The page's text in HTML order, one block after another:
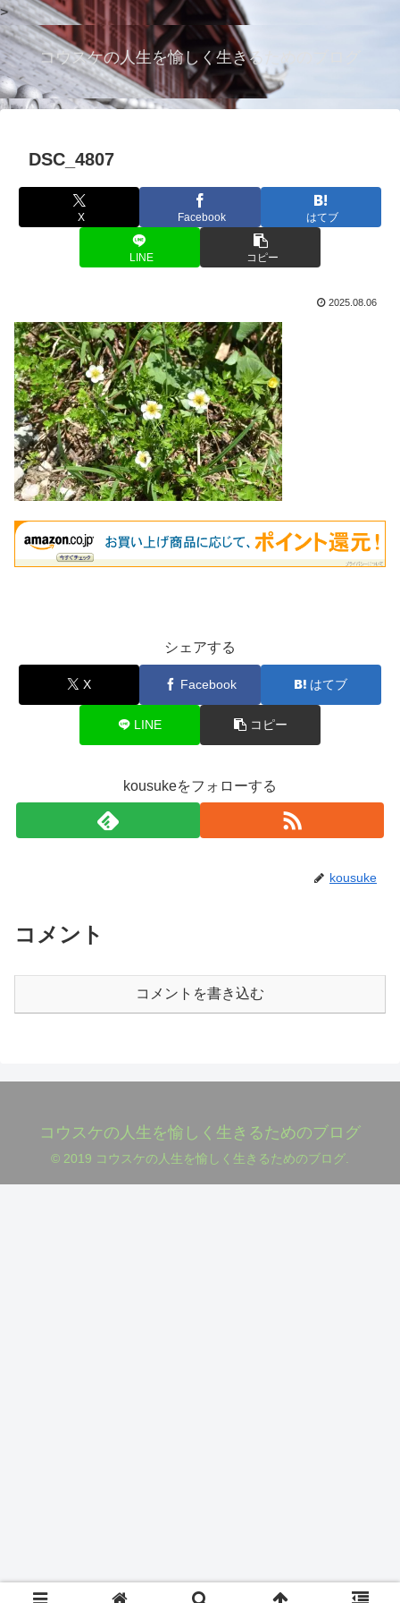
>
コウスケの人生を愉しく生きるためのブログ
DSC_4807
X Facebook はてブ
LINE コピー
2025.08.06
シェアする
X Facebook はてブ
LINE コピー
kousukeをフォローする
kousuke
コメント
コメントを書き込む
コウスケの人生を愉しく生きるためのブログ
© 2019 コウスケの人生を愉しく生きるためのブログ.